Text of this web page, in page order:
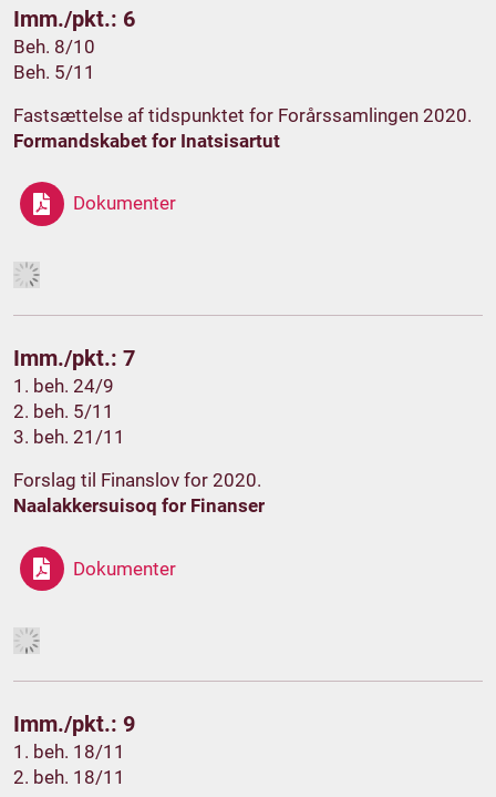
Imm./pkt.: 6
Beh. 8/10
Beh. 5/11
Fastsættelse af tidspunktet for Forårssamlingen 2020.
Formandskabet for Inatsisartut
Dokumenter
Imm./pkt.: 7
1. beh. 24/9
2. beh. 5/11
3. beh. 21/11
Forslag til Finanslov for 2020.
Naalakkersuisoq for Finanser
Dokumenter
Imm./pkt.: 9
1. beh. 18/11
2. beh. 18/11